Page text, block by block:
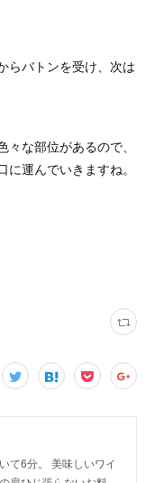
らバトンを受け、次は
な部位があるので、
運んでいきますね。
て6分。 美味しいワイ